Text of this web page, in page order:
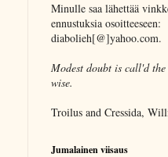
Minulle saa lähettää
ennustuksia osoitteeseen:
diabolieh[@]yahoo.com.
Modest doubt is call'd
wise.
Troilus and Cressida,
Jumalainen viisaus